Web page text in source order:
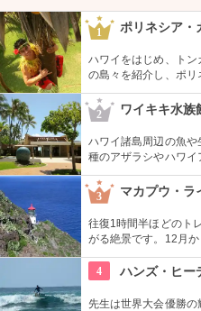
1 ポリネシア・
ハワイをはじめ、ト
の島々を紹介し、ポ
クです。園内ではシ
の体験ができます。半
2 ワイキキ水族
ハワイ諸島周辺の魚
種のアザラシやハワ
コ貝など、ここなら
再現したという、バー
3 マカプウ・ラ
往復1時間半ほどのト
がる絶景です。12月
が見られるかもしれ
気軽に寄れるのでは
4 ハンズ・ヒー
先生は世界大会優勝